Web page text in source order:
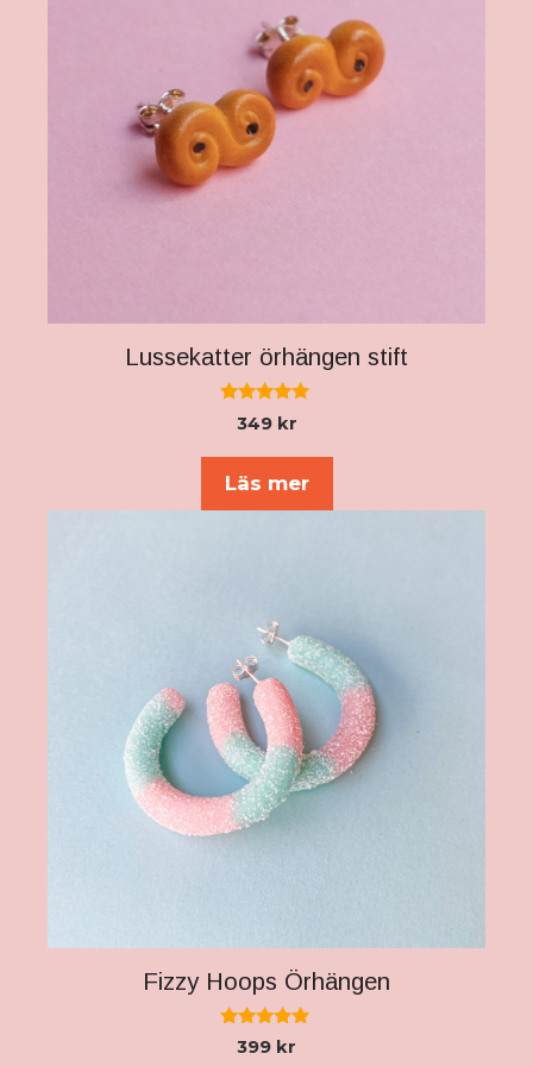
Lussekatter örhängen stift
5.00
av 5
349 kr
Läs mer
Fizzy Hoops Örhängen
5.00
av 5
399 kr